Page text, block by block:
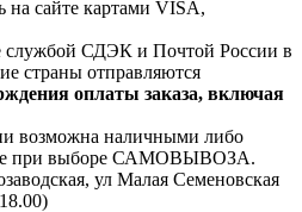
на сайте картами VISA,
службой СДЭК и Почтой России в
страны отправляются
оплаты заказа, включая
возможна наличными либо
при выборе САМОВЫВОЗА.
ул Малая Семеновская